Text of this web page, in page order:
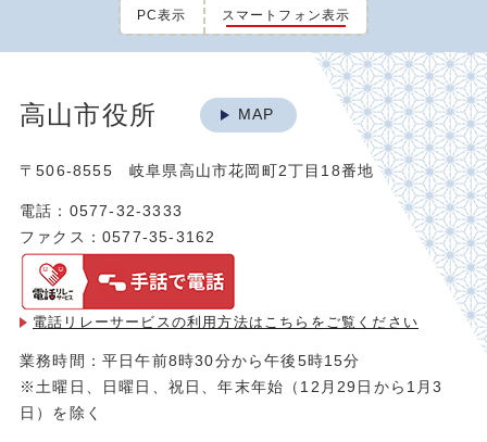
PC表示 スマートフォン表示
高山市役所 MAP
〒506-8555 岐阜県高山市花岡町2丁目18番地
電話：0577-32-3333
ファクス：0577-35-3162
電話リレーサービスの利用方法は こちらをご覧ください
業務時間：平日午前8時30分から午後5時15分
※土曜日、日曜日、祝日、年末年始（12月29日から1月3
日）を除く